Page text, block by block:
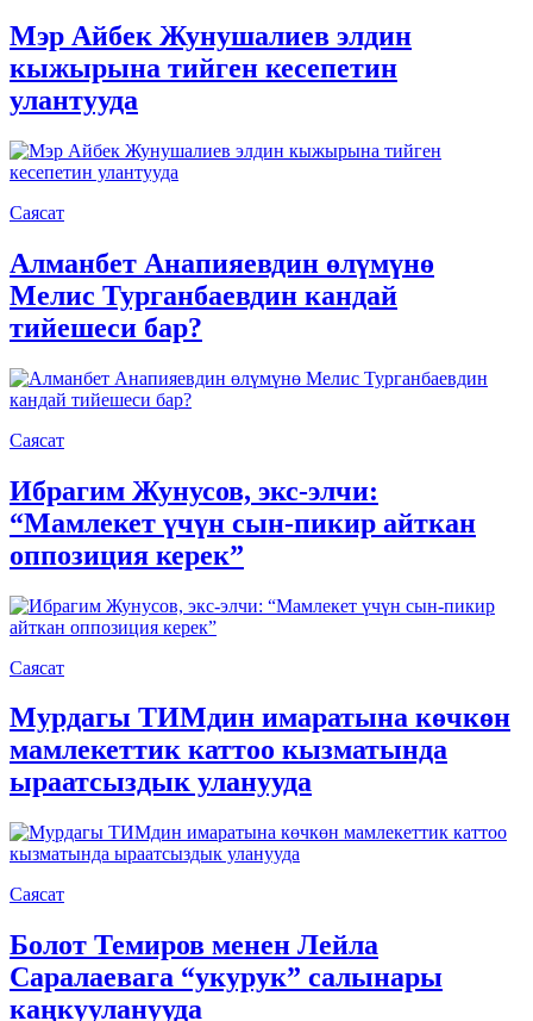
Мэр Айбек Жунушалиев элдин
кыжырына тийген кесепетин
улантууда
Саясат
Алманбет Анапияевдин өлүмүнө
Мелис Турганбаевдин кандай
тийешеси бар?
Саясат
Ибрагим Жунусов, экс-элчи:
“Мамлекет үчүн сын-пикир айткан
оппозиция керек”
Саясат
Мурдагы ТИМдин имаратына көчкөн
мамлекеттик каттоо кызматында
ыраатсыздык уланууда
Саясат
Болот Темиров менен Лейла
Саралаевага “укурук” салынары
каңкууланууда